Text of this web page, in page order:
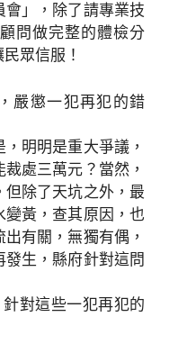
」，除了請專業技
問做完整的體檢分
眾信服！
嚴懲一犯再犯的錯
明明是重大爭議，
處三萬元？當然，
除了天坑之外，最
黃，查其原因，也
有關，無獨有偶，
發生，縣府針對這問
對這些一犯再犯的